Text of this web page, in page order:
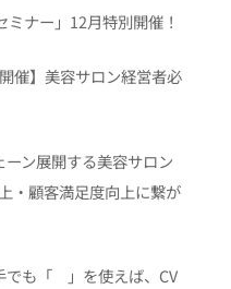
ナー」12月特別開催！
催】美容サロン経営者必
ーン展開する美容サロン
・顧客満足度向上に繋が
でも「 」を使えば、CV